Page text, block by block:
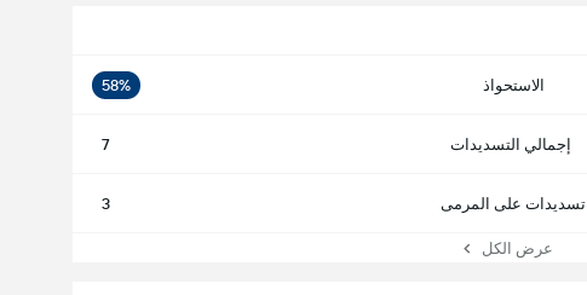
الاستحواذ 58%
إجمالي التسديدات 7
تسديدات على المرمى 3
عرض الكل